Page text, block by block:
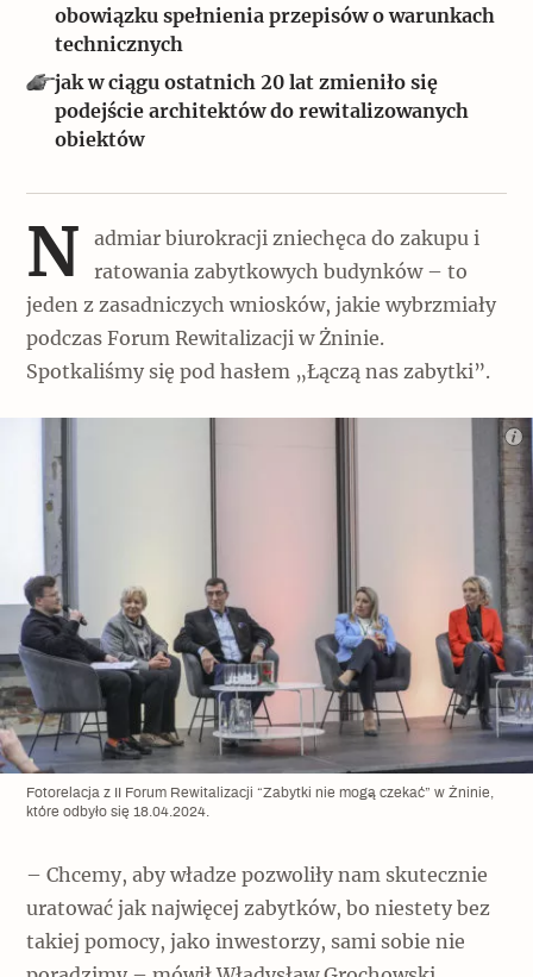
Popularne
Memento dla modernizmu
Zabytek niejedno ma imię
Popularne
Szyb pierwszej windy w Warszawie
Świat
Popularne
Zabierz mapę na wakacje!
obowiązku spełnienia przepisów o warunkach
technicznych
jak w ciągu ostatnich 20 lat zmieniło się
podejście architektów do rewitalizowanych
obiektów
N
admiar biurokracji zniechęca do zakupu i
ratowania zabytkowych budynków – to
jeden z zasadniczych wniosków, jakie wybrzmiały
podczas Forum Rewitalizacji w Żninie.
Spotkaliśmy się pod hasłem „Łączą nas zabytki”.
Fotorelacja z II Forum Rewitalizacji “Zabytki nie mogą czekać” w Żninie,
które odbyło się 18.04.2024.
– Chcemy, aby władze pozwoliły nam skutecznie
uratować jak najwięcej zabytków, bo niestety bez
takiej pomocy, jako inwestorzy, sami sobie nie